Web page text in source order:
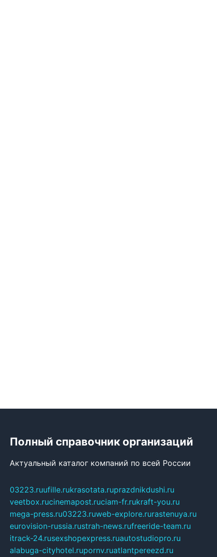
Полный справочник организаций
Актуальный каталог компаний по всей России
03223.ruufille.rukrasotata.ruprazdnikdushi.ru
veetbox.rucinemapost.ruciam-fr.rukraft-you.ru
mega-press.ru03223.ruweb-explore.rurastenuya.ru
eurovision-russia.rustrah-news.rufreeride-team.ru
itrack-24.rusexshopexpress.ruautostudiopro.ru
alabuga-cityhotel.rupornv.ruatlantpereezd.ru